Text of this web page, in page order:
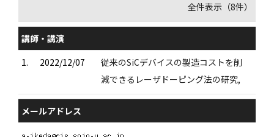
全件表示（8件）
講師・講演
1.
2022/12/07
従来のSiCデバイスの製造コストを削
減できるレーザドーピング法の研究,
メールアドレス